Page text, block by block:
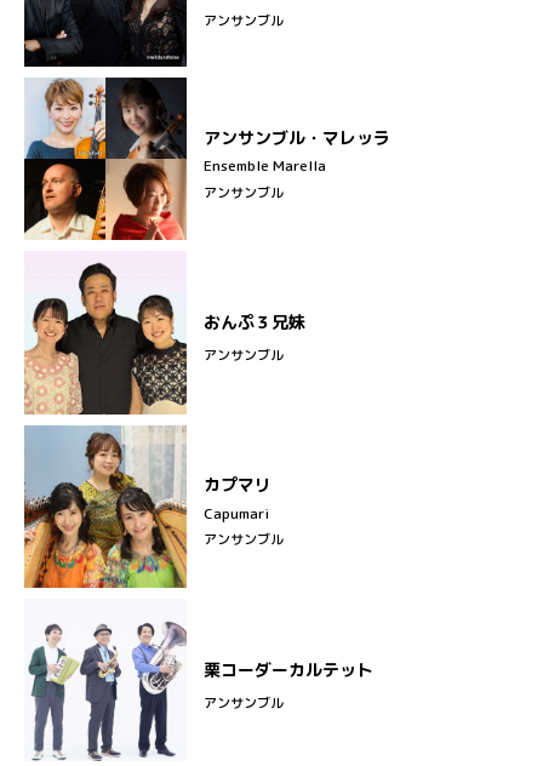
アンサンブル
アンサンブル・マレッラ
Ensemble Marella
アンサンブル
おんぷ３兄妹
アンサンブル
カプマリ
Capumari
アンサンブル
栗コーダーカルテット
アンサンブル